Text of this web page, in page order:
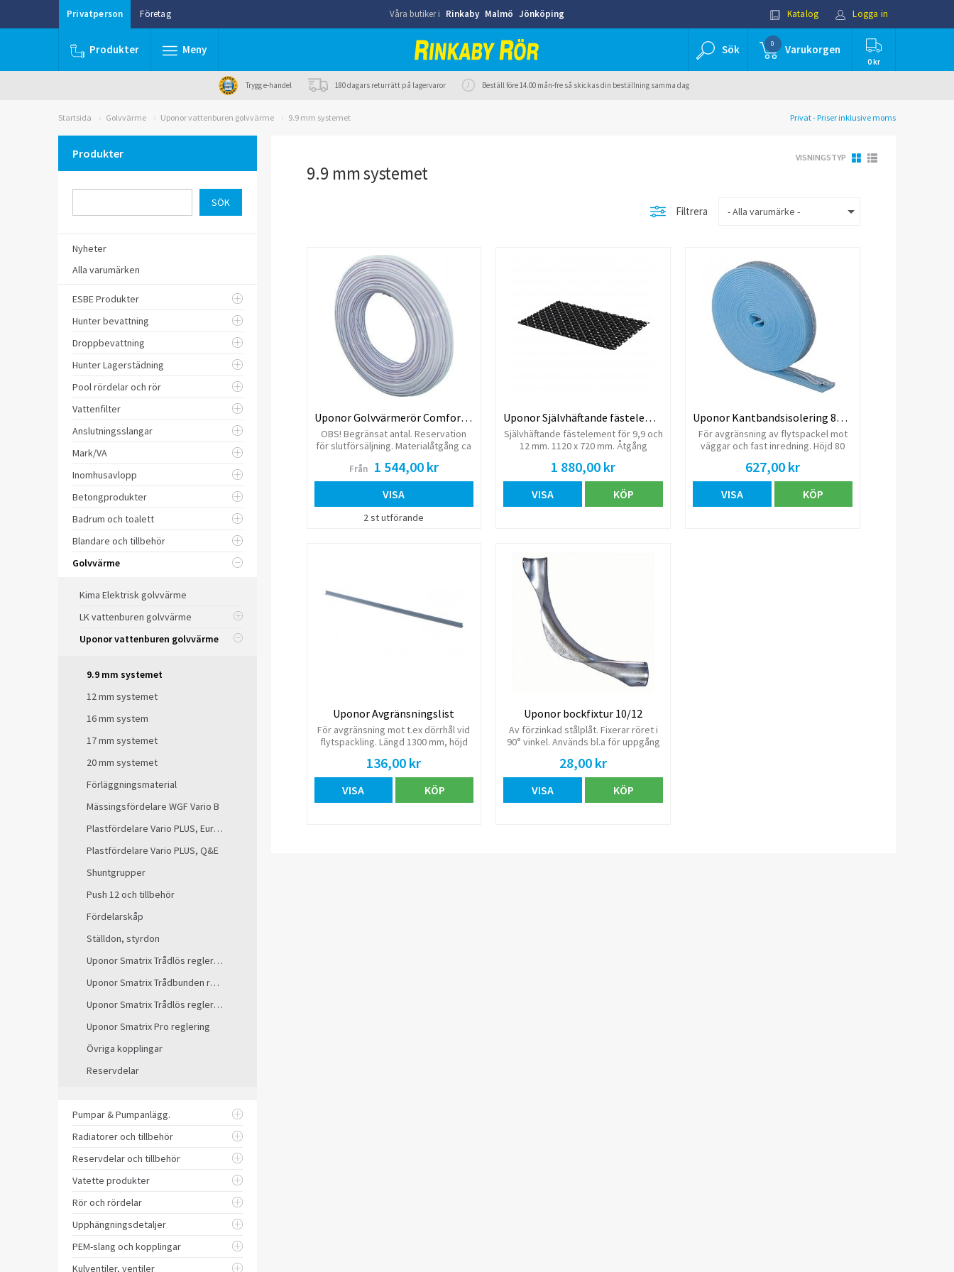
Privatperson Företag Våra butiker i Rinkaby Malmö Jönköping Katalog Logga in
Produkter Meny Sök 0 Varukorgen
0 kr
Trygg e-handel 180 dagars returrätt på lagervaror Beställ före 14.00 mån-fre så skickas din beställning samma dag
Startsida Golvvärme Uponor vattenburen golvvärme 9.9 mm systemet Privat - Priser inklusive moms
Produkter
Nyheter
Alla varumärken
ESBE Produkter
Hunter bevattning
Droppbevattning
Hunter Lagerstädning
Pool rördelar och rör
Vattenfilter
Anslutningsslangar
Mark/VA
Inomhusavlopp
Betongprodukter
Badrum och toalett
Blandare och tillbehör
Golvvärme
Kima Elektrisk golvvärme
LK vattenburen golvvärme
Uponor vattenburen golvvärme
9.9 mm systemet
12 mm systemet
16 mm system
17 mm systemet
20 mm systemet
Förläggningsmaterial
Mässingsfördelare WGF Vario B
Plastfördelare Vario PLUS, EuroCone
Plastfördelare Vario PLUS, Q&E
Shuntgrupper
Push 12 och tillbehör
Fördelarskåp
Ställdon, styrdon
Uponor Smatrix Trådlös reglering
Uponor Smatrix Trådbunden reglering
Uponor Smatrix Trådlös reglering-äldre modell
Uponor Smatrix Pro reglering
Övriga kopplingar
Reservdelar
Pumpar & Pumpanlägg.
Radiatorer och tillbehör
Reservdelar och tillbehör
Vatette produkter
Rör och rördelar
Upphängningsdetaljer
PEM-slang och kopplingar
Kulventiler, ventiler
9.9 mm systemet
VISNINGSTYP
Filtrera
Uponor Golvvärmerör Comfort Pipe 9,9x1,1
OBS! Begränsat antal. Reservation
för slutförsäljning. Materialåtgång ca
Från 1 544,00 kr
VISA
2 st utförande
Uponor Självhäftande fästelement
Självhäftande fästelement för 9,9 och
12 mm. 1120 x 720 mm. Åtgång
m2) Pris per förpackning
1 880,00 kr
VISA KÖP
Uponor Kantbandsisolering 80x8mm
För avgränsning av flytspackel mot
väggar och fast inredning. Höjd 80
enheter om 20m.
627,00 kr
VISA KÖP
Uponor Avgränsningslist
För avgränsning mot t.ex dörrhål vid
flytspackling. Längd 1300 mm, höjd
mm. Förpackning 10 st. Pris per
styck
136,00 kr
VISA KÖP
Uponor bockfixtur 10/12
Av förzinkad stålplåt. Fixerar röret i
90° vinkel. Används bl.a för uppgång
28,00 kr
VISA KÖP